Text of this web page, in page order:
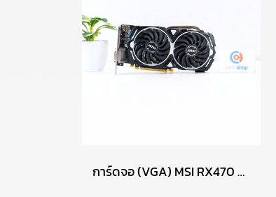
การ์ดจอ (VGA) MSI RX470 8GB 2F MINER P17731